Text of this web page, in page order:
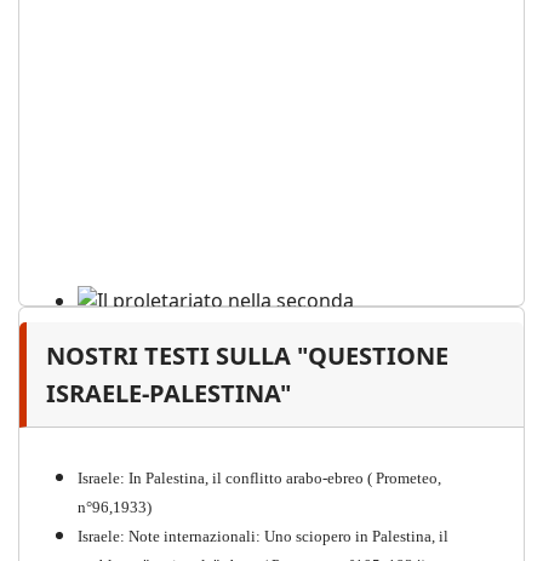
Il proletariato nella seconda
guerra mondiale e nella
NOSTRI TESTI SULLA "QUESTIONE
ISRAELE-PALESTINA"
Israele: In Palestina, il conflitto arabo-ebreo ( Prometeo,
n°96,1933)
Israele: Note internazionali: Uno sciopero in Palestina, il